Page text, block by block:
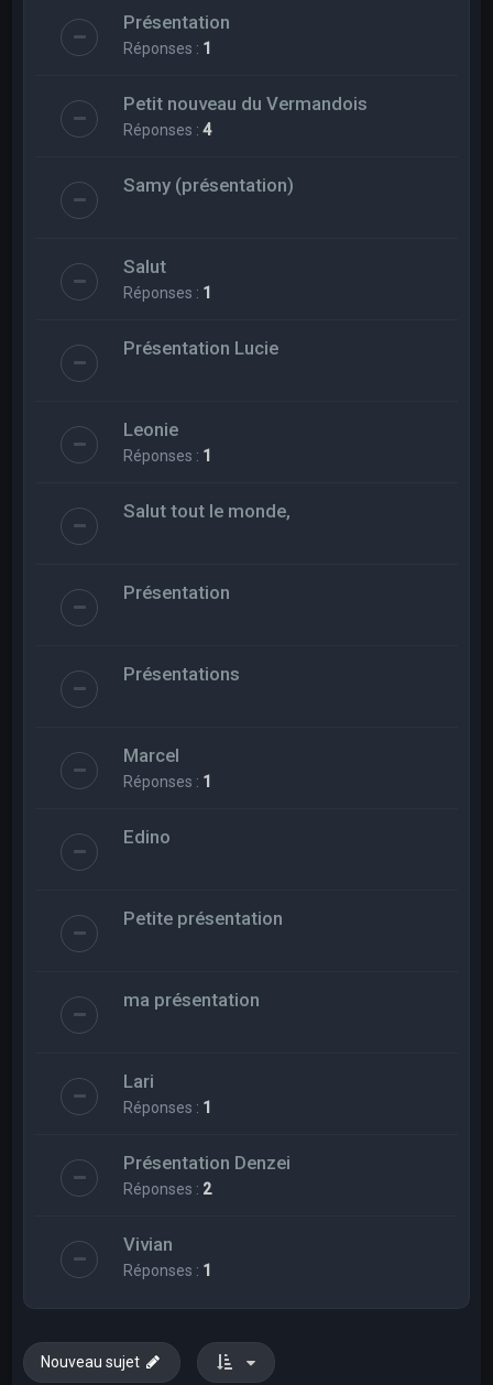
Présentation
Réponses : 1
Petit nouveau du Vermandois
Réponses :4
Samy (présentation)
Salut
Réponses : 1
Présentation Lucie
Leonie
Réponses : 1
Salut tout le monde,
Présentation
Présentations
Marcel
Réponses : 1
Edino
Petite présentation
ma présentation
Lari
Réponses : 1
Présentation Denzei
Réponses : 2
Vivian
Réponses : 1
Nouveau sujet